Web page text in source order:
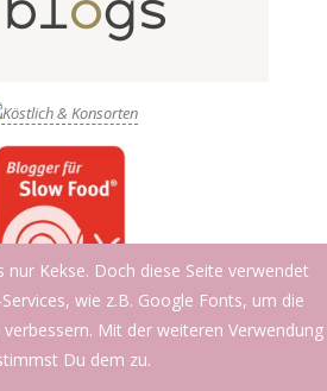
nur Kekse. Doch diese Seite verwendet
wie z.B. Google Fonts, um die
Mit der weiteren Verwendung
Du dem zu.